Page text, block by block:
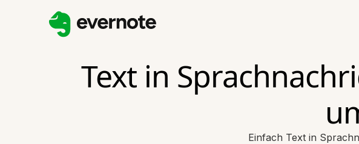
Text in
Einfach Text in